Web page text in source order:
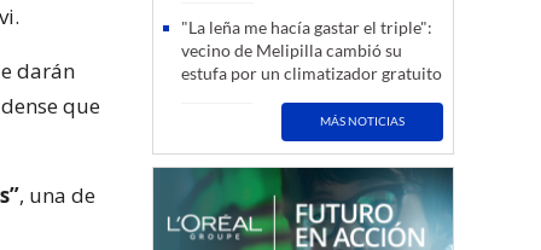
darán
que
, una de
"La leña me hacía gastar el triple":
vecino de Melipilla cambió su
estufa por un climatizador gratuito
MÁS NOTICIAS